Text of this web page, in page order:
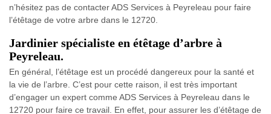
n’hésitez pas de contacter ADS Services à Peyreleau pour faire
l’étêtage de votre arbre dans le 12720.
Jardinier spécialiste en étêtage d’arbre à
Peyreleau.
En général, l’étêtage est un procédé dangereux pour la santé et
la vie de l’arbre. C’est pour cette raison, il est très important
d’engager un expert comme ADS Services à Peyreleau dans le
12720 pour faire ce travail. En effet, pour assurer les d’étêtage de